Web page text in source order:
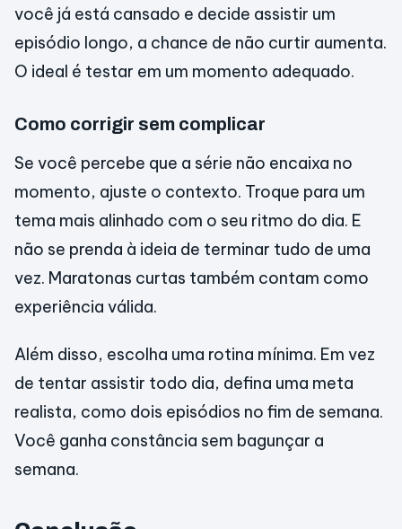
você já está cansado e decide assistir um
episódio longo, a chance de não curtir aumenta.
O ideal é testar em um momento adequado.
Como corrigir sem complicar
Se você percebe que a série não encaixa no
momento, ajuste o contexto. Troque para um
tema mais alinhado com o seu ritmo do dia. E
não se prenda à ideia de terminar tudo de uma
vez. Maratonas curtas também contam como
experiência válida.
Além disso, escolha uma rotina mínima. Em vez
de tentar assistir todo dia, defina uma meta
realista, como dois episódios no fim de semana.
Você ganha constância sem bagunçar a
semana.